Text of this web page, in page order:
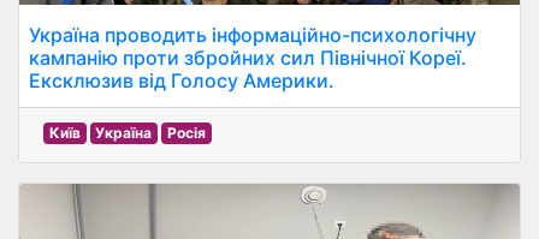
Україна проводить інформаційно-психологічну
кампанію проти збройних сил Північної Кореї.
Ексклюзив від Голосу Америки.
Київ Україна Росія